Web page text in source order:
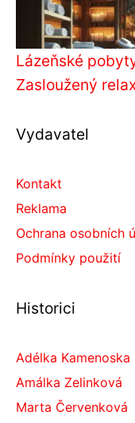
Lázeňské
Zasloužený
Vydavatel
Kontakt
Reklama
Ochrana osobních
Podmínky použití
Historici
Adélka Kamenoska
Amálka Zelinková
Marta Červenková